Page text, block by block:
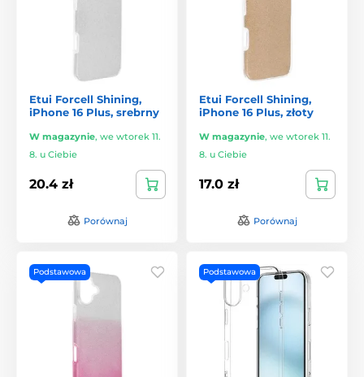
Etui Forcell Shining,
iPhone 16 Plus, srebrny
W magazynie, we wtorek 11.
8. u Ciebie
20.4 zł
Porównaj
Etui Forcell Shining,
iPhone 16 Plus, złoty
W magazynie, we wtorek 11.
8. u Ciebie
17.0 zł
Porównaj
Podstawowa Podstawowa